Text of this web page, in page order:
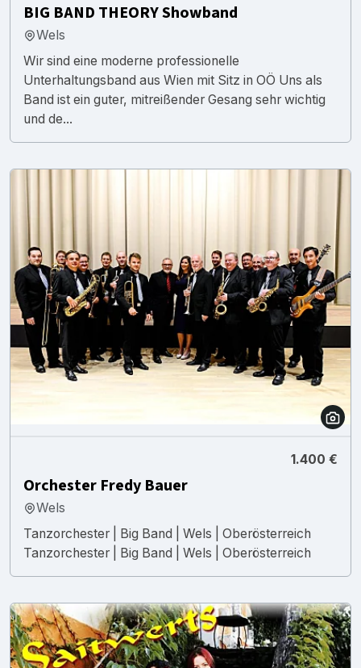
BIG BAND THEORY Showband
Wels
Wir sind eine moderne professionelle
Unterhaltungsband aus Wien mit Sitz in OÖ Uns als
Band ist ein guter, mitreißender Gesang sehr wichtig
und de...
1.400 €
Orchester Fredy Bauer
Wels
Tanzorchester | Big Band | Wels | Oberösterreich
Tanzorchester | Big Band | Wels | Oberösterreich